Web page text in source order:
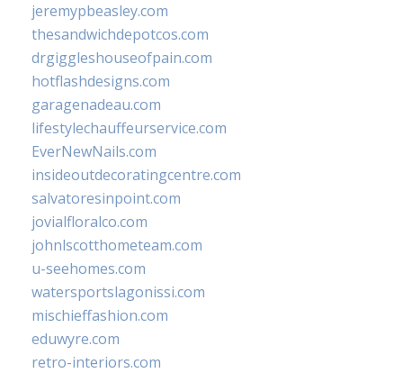
jeremypbeasley.com
thesandwichdepotcos.com
drgiggleshouseofpain.com
hotflashdesigns.com
garagenadeau.com
lifestylechauffeurservice.com
EverNewNails.com
insideoutdecoratingcentre.com
salvatoresinpoint.com
jovialfloralco.com
johnlscotthometeam.com
u-seehomes.com
watersportslagonissi.com
mischieffashion.com
eduwyre.com
retro-interiors.com